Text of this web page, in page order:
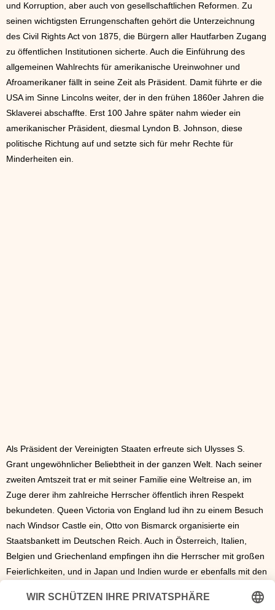
und Korruption, aber auch von gesellschaftlichen Reformen. Zu
seinen wichtigsten Errungenschaften gehört die Unterzeichnung
des Civil Rights Act von 1875, die Bürgern aller Hautfarben Zugang
zu öffentlichen Institutionen sicherte. Auch die Einführung des
allgemeinen Wahlrechts für amerikanische Ureinwohner und
Afroamerikaner fällt in seine Zeit als Präsident. Damit führte er die
USA im Sinne Lincolns weiter, der in den frühen 1860er Jahren die
Sklaverei abschaffte. Erst 100 Jahre später nahm wieder ein
amerikanischer Präsident, diesmal Lyndon B. Johnson, diese
politische Richtung auf und setzte sich für mehr Rechte für
Minderheiten ein.
Als Präsident der Vereinigten Staaten erfreute sich Ulysses S.
Grant ungewöhnlicher Beliebtheit in der ganzen Welt. Nach seiner
zweiten Amtszeit trat er mit seiner Familie eine Weltreise an, im
Zuge derer ihm zahlreiche Herrscher öffentlich ihren Respekt
bekundeten. Queen Victoria von England lud ihn zu einem Besuch
nach Windsor Castle ein, Otto von Bismarck organisierte ein
Staatsbankett im Deutschen Reich. Auch in Österreich, Italien,
Belgien und Griechenland empfingen ihn die Herrscher mit großen
Feierlichkeiten, und in Japan und Indien wurde er ebenfalls mit den
Seine Memoiren, die Grant1885verfasste, als er bereits unter